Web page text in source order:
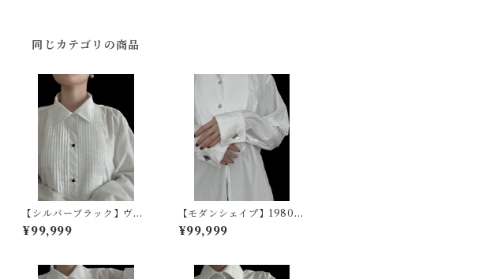
同じカテゴリの商品
【シルバーブラック】ヴィ
ンテージスタッドボタン
¥99,999
【モダンシェイプ】1980~
90s ヴィンテージカフスボ
タン
¥99,999